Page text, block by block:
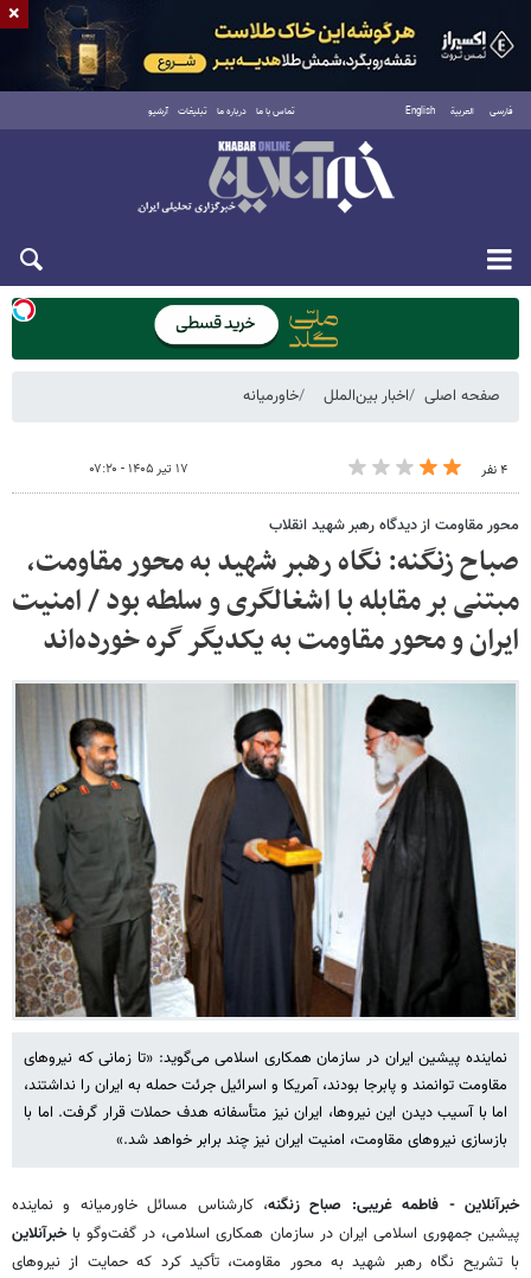
فارسی العربية English تماس با ما درباره ما تبلیغات آرشیو
دوشنبه ۱۹ مرداد ۱۴۰۵
صفحه اصلی اخبار بین‌الملل خاورمیانه
۴ نفر ۱۷ تیر ۱۴۰۵ - ۰۷:۲۰
محور مقاومت از دیدگاه رهبر شهید انقلاب
صباح زنگنه: نگاه رهبر شهید به محور مقاومت،
مبتنی بر مقابله با اشغالگری و سلطه بود / امنیت
ایران و محور مقاومت به یکدیگر گره خورده‌اند
نماینده پیشین ایران در سازمان همکاری اسلامی می‌گوید: «تا زمانی که نیروهای
مقاومت توانمند و پابرجا بودند، آمریکا و اسرائیل جرئت حمله به ایران را نداشتند،
اما با آسیب دیدن این نیروها، ایران نیز متأسفانه هدف حملات قرار گرفت. اما با
بازسازی نیروهای مقاومت، امنیت ایران نیز چند برابر خواهد شد.»
خبرآنلاین - فاطمه غریبی: صباح زنگنه، کارشناس مسائل خاورمیانه و نماینده
پیشین جمهوری اسلامی ایران در سازمان همکاری اسلامی، در گفت‌وگو باخبرآنلاین
با تشریح نگاه رهبر شهید به محور مقاومت، تأکید کرد که حمایت از نیروهای
×